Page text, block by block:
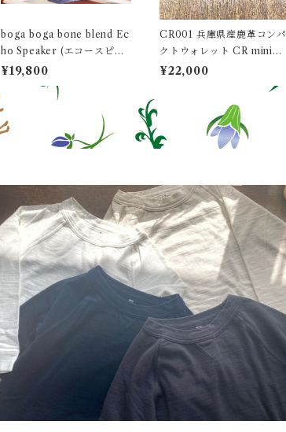
boga boga bone blend Ec
ho Speaker (エコースピー
カー)（紙化粧箱入り）
¥19,800
CR001 兵庫県産鹿革コンパ
クトウォレット CR minima
l wallet boga boga Loopli
¥22,000